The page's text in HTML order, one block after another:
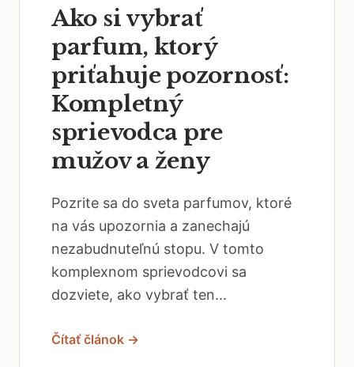
Ako si vybrať
parfum, ktorý
priťahuje pozornosť:
Kompletný
sprievodca pre
mužov a ženy
Pozrite sa do sveta parfumov, ktoré
na vás upozornia a zanechajú
nezabudnuteľnú stopu. V tomto
komplexnom sprievodcovi sa
dozviete, ako vybrať ten...
Čítať článok →